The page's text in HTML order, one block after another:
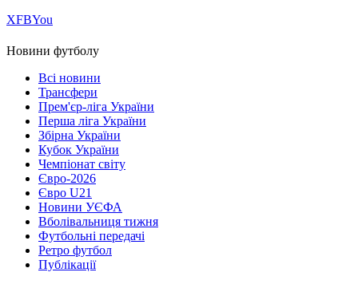
ХFBYou
Новини футболу
Всі новини
Трансфери
Прем'єр-ліга України
Перша ліга України
Збірна України
Кубок України
Чемпіонат світу
Євро-2026
Євро U21
Новини УЄФА
Вболівальниця тижня
Футбольні передачі
Ретро футбол
Публікації